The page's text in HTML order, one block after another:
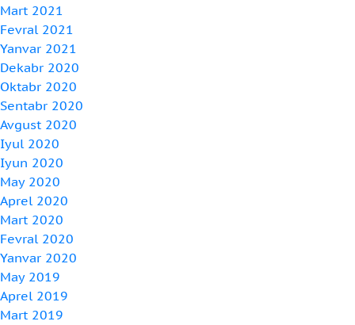
Mart 2021
Fevral 2021
Yanvar 2021
Dekabr 2020
Oktabr 2020
Sentabr 2020
Avgust 2020
Iyul 2020
Iyun 2020
May 2020
Aprel 2020
Mart 2020
Fevral 2020
Yanvar 2020
May 2019
Aprel 2019
Mart 2019